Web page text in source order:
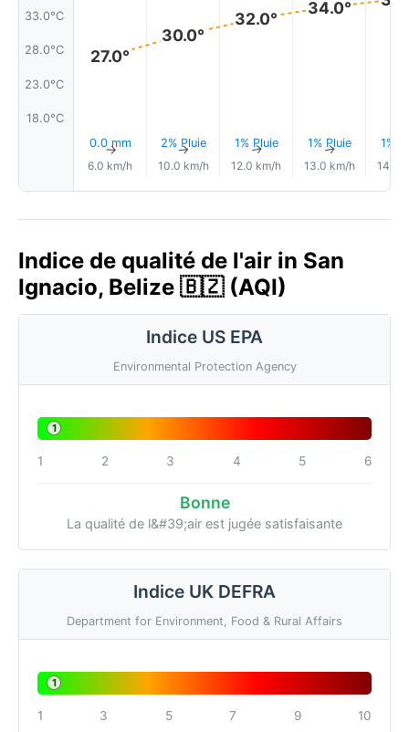
33.0°C
28.0°C
23.0°C
18.0°C
27.0°
0.0 mm
↑
6.0 km/h
30.0°
2% Pluie
↑
10.0 km/h
32.0°
1% Pluie
↑
12.0 km/h
34.0°
1% Pluie
↑
13.0 km/h
1%
14.0
Indice de qualité de l'air in San
Ignacio, Belize 🇧🇿 (AQI)
Indice US EPA
Environmental Protection Agency
1
1 2 3 4 5 6
Bonne
La qualité de l&#39;air est jugée satisfaisante
Indice UK DEFRA
Department for Environment, Food & Rural Affairs
1
1 3 5 7 9 10